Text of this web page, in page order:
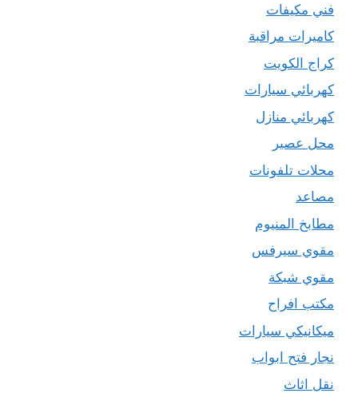
فني مكيفات
كاميرات مراقبة
كراج الكويت
كهربائي سيارات
كهربائي منازل
محل عصير
محلات تلفونات
مصاعد
مطابخ المنيوم
مقوي سيرفس
مقوي شبكة
مكتب افراح
ميكانيكي سيارات
نجار فتح ابواب
نقل اثاث